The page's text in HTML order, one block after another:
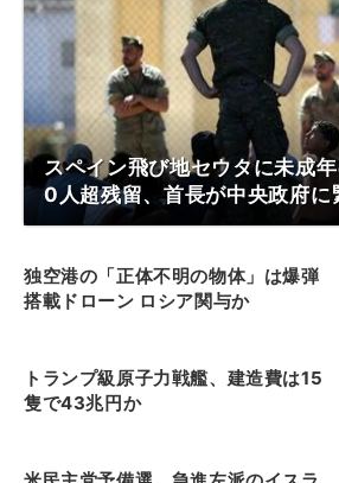
スペイン飛び地セウタに未成
0人超残留、首長が中央政府に
独空港の「正体不明の物体」は爆弾
搭載ドローン ロシア関与か
トランプ級原子力戦艦、建造費は15
隻で43兆円か